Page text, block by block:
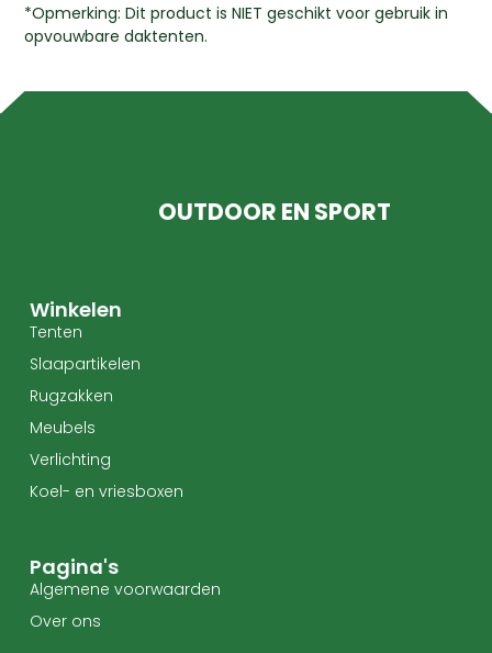
*Opmerking: Dit product is NIET geschikt voor gebruik in
opvouwbare daktenten.
OUTDOOR EN SPORT
Winkelen
Tenten
Slaapartikelen
Rugzakken
Meubels
Verlichting
Koel- en vriesboxen
Pagina's
Algemene voorwaarden
Over ons